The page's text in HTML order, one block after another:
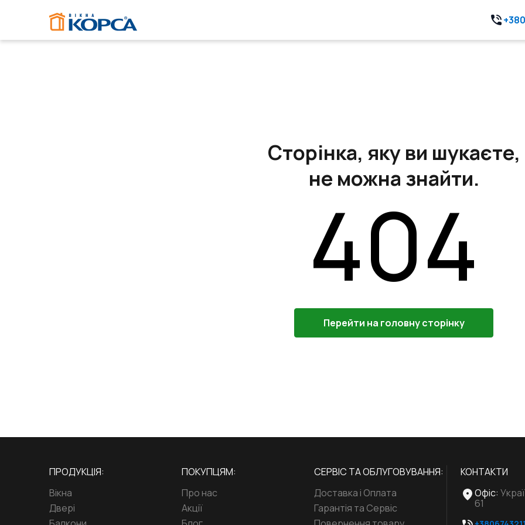
Сторінка, яку ви шукаєте,
не можна знайти.
404
Перейти на головну сторінку
ПРОДУКЦІЯ:
Вікна
Двері
ПОКУПЦЯМ:
Про нас
Акції
СЕРВІС ТА ОБЛУГОВУВАННЯ:
Доставка і Оплата
Гарантія та Сервіс
КОНТАКТИ
Офіс:
61